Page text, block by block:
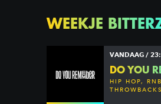
WEEKJE
VANDAAG /
DO YOU
HIP HOP,
THROWBACKS